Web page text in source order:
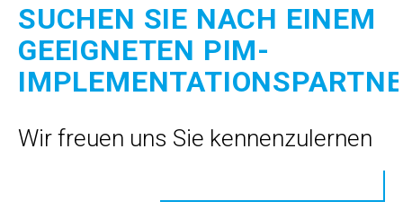
SUCHEN SIE NACH EINEM
GEEIGNETEN PIM-
Wir freuen uns Sie kennenzulernen